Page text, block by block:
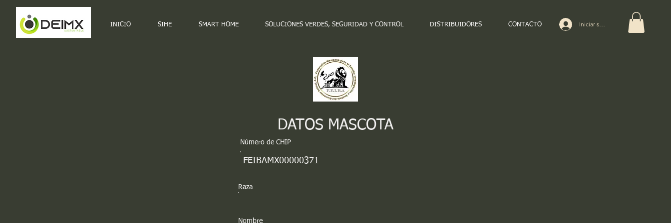
INICIO SIHE SMART HOME SOLUCIONES VERDES, SEGURIDAD Y CONTROL DISTRIBUIDORES CONTACTO Iniciar sesión
DATOS MASCOTA
Número de CHIP
FEIBAMX00000371
Raza
Nombre